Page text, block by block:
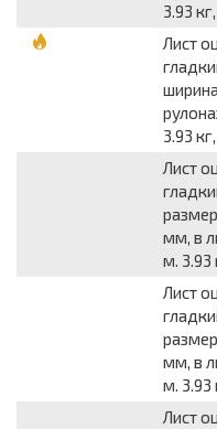
3.93
Лист
3.93
Лист
мм, в
м. 3.93
Лист
мм, в
м. 3.93
Лист